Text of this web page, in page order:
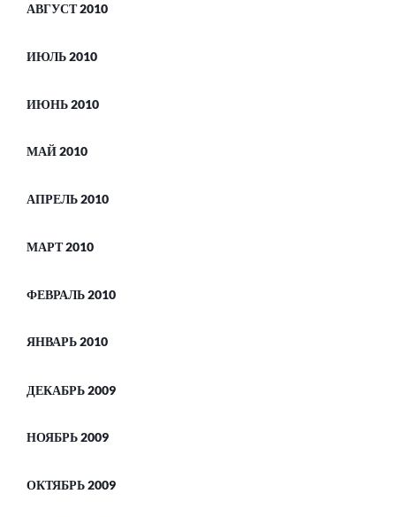
АВГУСТ 2010
ИЮЛЬ 2010
ИЮНЬ 2010
МАЙ 2010
АПРЕЛЬ 2010
МАРТ 2010
ФЕВРАЛЬ 2010
ЯНВАРЬ 2010
ДЕКАБРЬ 2009
НОЯБРЬ 2009
ОКТЯБРЬ 2009